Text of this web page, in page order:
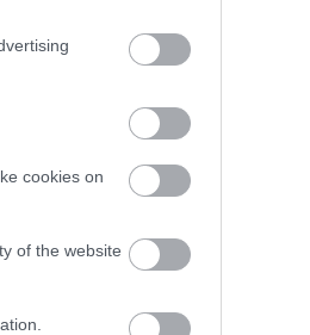
cookies on
of the website
pedig
Ridley
szépen